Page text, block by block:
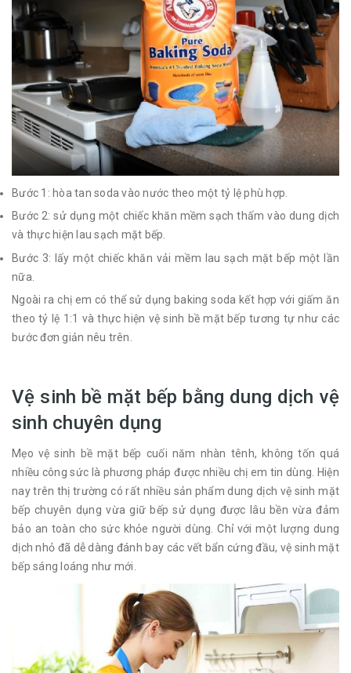
Bước 1: hòa tan soda vào nước theo một tỷ lệ phù hợp.
Bước 2: sử dụng một chiếc khăn mềm sạch thấm vào dung dịch
và thực hiện lau sạch mặt bếp.
Bước 3: lấy một chiếc khăn vải mềm lau sạch mặt bếp một lần
nữa.
Ngoài ra chị em có thể sử dụng baking soda kết hợp với giấm ăn
theo tỷ lệ 1:1 và thực hiện vệ sinh bề mặt bếp tương tự như các
bước đơn giản nêu trên.
Vệ sinh bề mặt bếp bằng dung dịch vệ
sinh chuyên dụng
Mẹo vệ sinh bề mặt bếp cuối năm nhàn tênh, không tốn quá
nhiều công sức là phương pháp được nhiều chị em tin dùng. Hiện
nay trên thị trường có rất nhiều sản phẩm dung dịch vệ sinh mặt
bếp chuyên dụng vừa giữ bếp sử dụng được lâu bền vừa đảm
bảo an toàn cho sức khỏe người dùng. Chỉ với một lượng dung
dịch nhỏ đã dễ dàng đánh bay các vết bẩn cứng đầu, vệ sinh mặt
bếp sáng loáng như mới.